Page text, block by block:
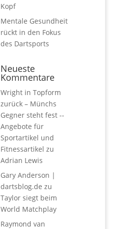
Kopf
Mentale Gesundheit
rückt in den Fokus
des Dartsports
Neueste
Kommentare
Wright in Topform
zurück – Münchs
Gegner steht fest --
Angebote für
Sportartikel und
Fitnessartikel zu
Adrian Lewis
Gary Anderson |
dartsblog.de zu
Taylor siegt beim
World Matchplay
Raymond van